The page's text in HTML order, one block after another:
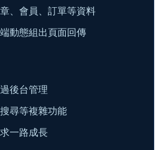
、會員、訂單等資料
動態組出頁面回傳
後台管理
尋等複雜功能
一路成長